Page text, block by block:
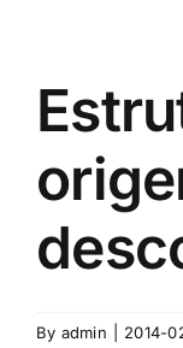
By admin 2014-